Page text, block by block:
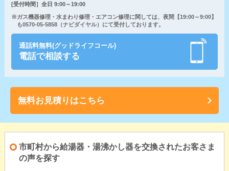
[受付時間］全日 9:00～19:00
※ガス機器修理・水まわり修理・エアコン修理に関しては、夜間【19:00～9:00】
も0570-05-5858（ナビダイヤル）にて受付しております。
通話料無料(グッドライフコール)
電話で相談する
無料お見積りはこちら
市町村から給湯器・湯沸かし器を交換されたお客さま
の声を探す